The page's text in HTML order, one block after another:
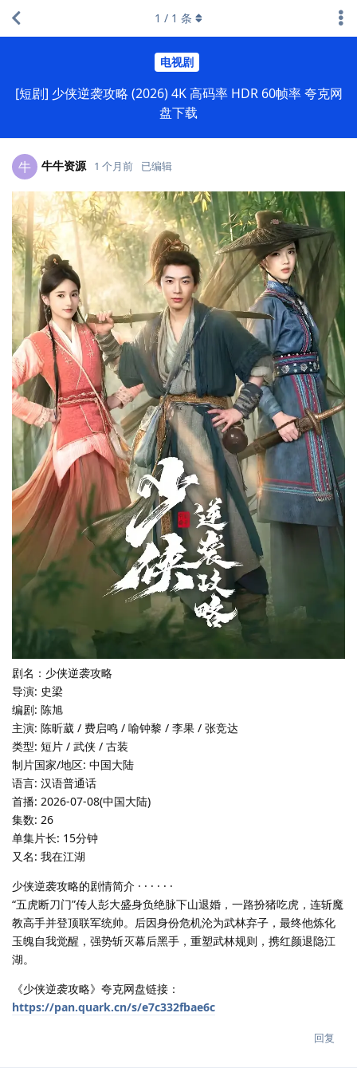
电视剧
[短剧] 少侠逆袭攻略 (2026) 4K 高码率 HDR 60帧率 夸克网
盘下载
1 / 1 条
牛 牛牛资源 1 个月前 已编辑
剧名：少侠逆袭攻略
导演: 史梁
编剧: 陈旭
主演: 陈昕葳 / 费启鸣 / 喻钟黎 / 李果 / 张竞达
类型: 短片 / 武侠 / 古装
制片国家/地区: 中国大陆
语言: 汉语普通话
首播: 2026-07-08(中国大陆)
集数: 26
单集片长: 15分钟
又名: 我在江湖
少侠逆袭攻略的剧情简介 · · · · · ·
“五虎断刀门”传人彭大盛身负绝脉下山退婚，一路扮猪吃虎，连斩魔
教高手并登顶联军统帅。后因身份危机沦为武林弃子，最终他炼化
玉魄自我觉醒，强势斩灭幕后黑手，重塑武林规则，携红颜退隐江
湖。
《少侠逆袭攻略》夸克网盘链接：
https://pan.quark.cn/s/e7c332fbae6c
回复